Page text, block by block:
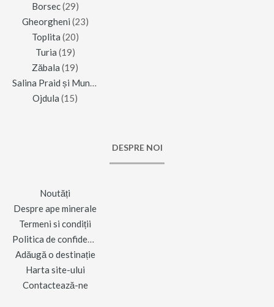
Borsec(29)
Gheorgheni (23)
Toplita (20)
Turia (19)
Zăbala (19)
Salina Praid și Muntele de Sare
Ojdula (15)
DESPRE NOI
Noutăți
Despre ape minerale
Termeni si condiții
Politica de confidențialitate
Adăugă o destinație
Harta site-ului
Contactează-ne